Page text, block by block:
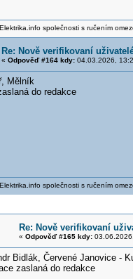
společnosti s ručením
Re: Nově verifikovaní
« Odpověď #164 kdy:04.03.2026,
Mělník
do redakce
společnosti s ručením
Re: Nově verifikovaní
« Odpověď #165 kdy:
Bidlák, Červené Janovice -
zaslaná do redakce